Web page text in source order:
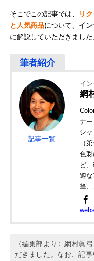
そこでこの記事では、
リ
と人気商品について、 イ
に解説していただきました
記事一覧
イ
網
ナー
シ
（
色彩
ど
適な
筆、
〈編集部より〉網村眞
だきました。なお、記